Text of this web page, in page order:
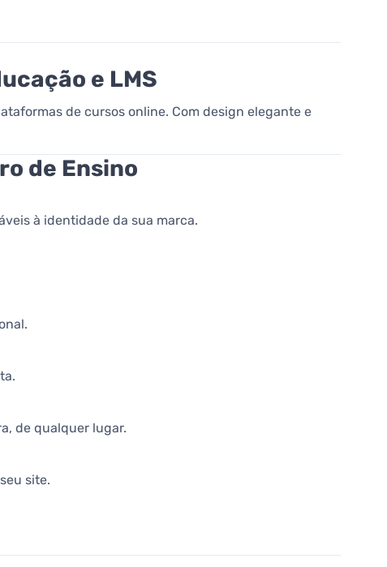
e LMS
de cursos online. Com design elegante e
de Ensino
à identidade da sua marca.
de qualquer lugar.
site.